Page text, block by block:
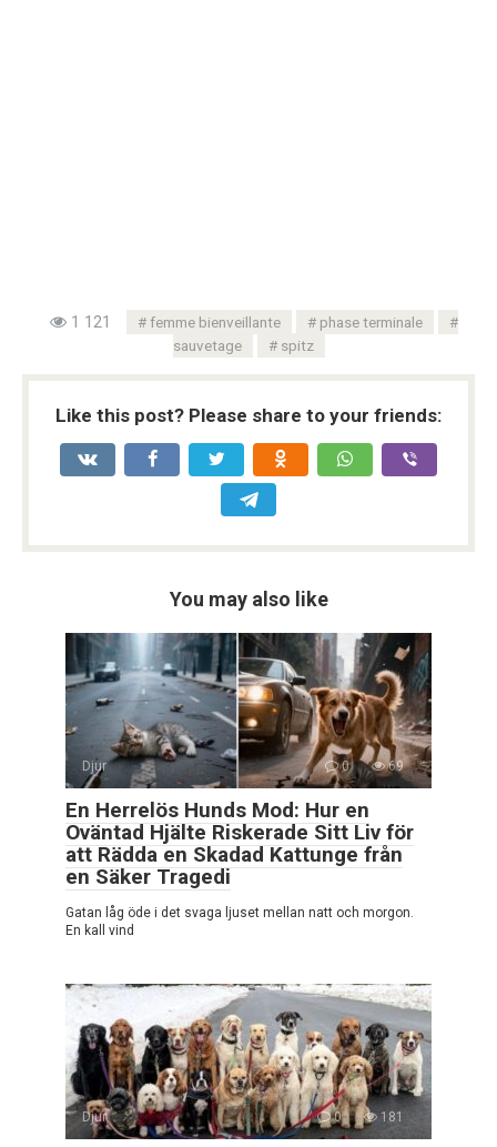
1 121 femme bienveillante
phase terminale
sauvetage
spitz
Like this post? Please share to your friends:
You may also like
Djur 0 69
En Herrelös Hunds Mod: Hur en
Oväntad Hjälte Riskerade Sitt Liv för
att Rädda en Skadad Kattunge från
en Säker Tragedi
Gatan låg öde i det svaga ljuset mellan natt och morgon.
En kall vind
Djur 0 181